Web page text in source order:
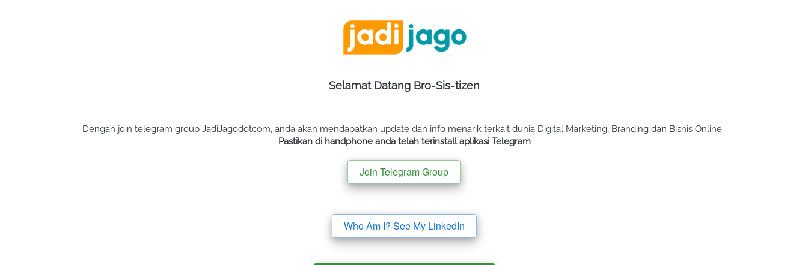
Selamat Datang Bro-Sis-tizen
Dengan join telegram group JadiJagodotcom, anda akan mendapatkan update dan info menarik terkait dunia Digital Marketing, Branding dan Bisnis Online.
Pastikan di handphone anda telah terinstall aplikasi Telegram
`
Join Telegram Group
`
Who Am I? See My LinkedIn